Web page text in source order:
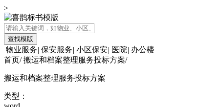
>
查找模版
物业服务| 保安服务| 小区保安| 医院| 办公楼
首页/ 搬运和档案整理服务投标方案/
搬运和档案整理服务投标方案
类型：